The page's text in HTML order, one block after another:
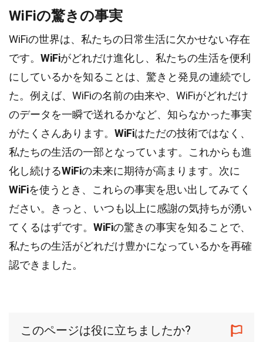
WiFiの驚きの事実
WiFiの世界は、私たちの日常生活に欠かせない存在
です。 WiFiがどれだけ進化し、私たちの生活を便利
にしているかを知ることは、驚きと発見の連続でし
た。例えば、WiFiの名前の由来や、WiFiがどれだけ
のデータを一瞬で送れるかなど、知らなかった事実
がたくさんあります。 WiFiはただの技術ではなく、
私たちの生活の一部となっています。これからも進
化し続けるWiFiの未来に期待が高まります。次に
WiFiを使うとき、これらの事実を思い出してみてく
ださい。きっと、いつも以上に感謝の気持ちが湧い
てくるはずです。 WiFiの驚きの事実を知ることで、
私たちの生活がどれだけ豊かになっているかを再確
認できました。
このページは役に立ちましたか?